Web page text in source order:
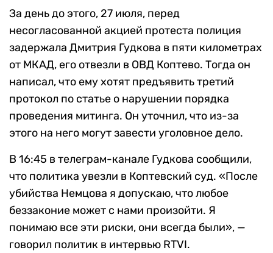
За день до этого, 27 июля, перед
несогласованной акцией протеста полиция
задержала Дмитрия Гудкова в пяти километрах
от МКАД, его отвезли в ОВД Коптево. Тогда он
написал, что ему хотят предъявить третий
протокол по статье о нарушении порядка
проведения митинга. Он уточнил, что из-за
этого на него могут завести уголовное дело.
В 16:45 в телеграм-канале Гудкова сообщили,
что политика увезли в Коптевский суд. «После
убийства Немцова я допускаю, что любое
беззаконие может с нами произойти. Я
понимаю все эти риски, они всегда были», —
говорил политик в интервью RTVI.